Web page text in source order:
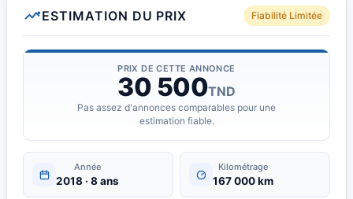
*Puissance fiscale 4 CV
Date de mise en circulation 12/02/2018
Tous les papiers en règle, visite technique valable au 04 /02/2028
????Kilométrage actuel 167 000km
✅️deux clés disponibles
✅️fermeture centralisée à distance avec Alarme antivol
✅️Radar de recul disponible
✅️freinage ABS
✅️Climatisation Climatronic
✅️Vitres électriques avant &amp;amp;amp; arrière
ESTIMATION DU PRIX Fiabilité Limitée
PRIX DE CETTE ANNONCE
30 500TND
Pas assez d'annonces comparables pour une
estimation fiable.
Année
2018 · 8 ans
Kilométrage
167 000 km